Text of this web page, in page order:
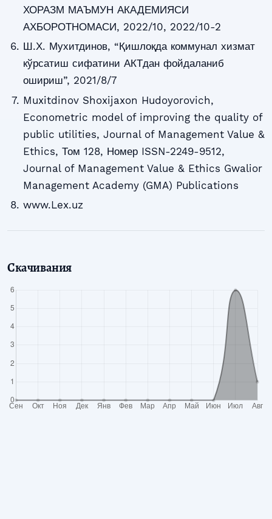
ХОРАЗМ МАЪМУН АКАДЕМИЯСИ
АХБОРОТНОМАСИ, 2022/10, 2022/10-2
Ш.Х. Мухитдинов, “Қишлоқда коммунал хизмат
кўрсатиш сифатини АКТдан фойдаланиб
ошириш”, 2021/8/7
Muxitdinov Shoxijaxon Hudoyorovich,
Econometric model of improving the quality of
public utilities, Journal of Management Value &
Ethics, Том 128, Номер ISSN-2249-9512,
Journal of Management Value & Ethics Gwalior
Management Academy (GMA) Publications
www.Lex.uz
Скачивания